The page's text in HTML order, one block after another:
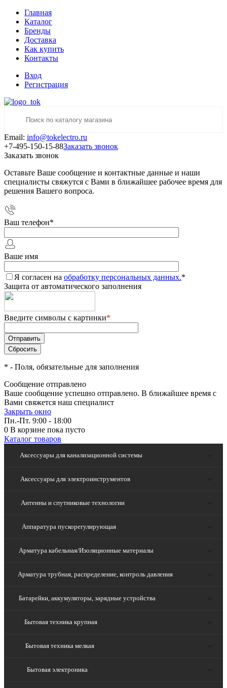
Главная
Каталог
Бренды
Доставка
Как купить
Контакты
Вход
Регистрация
Email: info@tokelectro.ru
+7-495-150-15-88Заказать звонок
Заказать звонок
Оставьте Ваше сообщение и контактные данные и наши
специалисты свяжутся с Вами в ближайшее рабочее время для
решения Вашего вопроса.
Ваш телефон*
Ваше имя
Я согласен на обработку персональных данных.*
Защита от автоматического заполнения
Введите символы с картинки*
* - Поля, обязательные для заполнения
Сообщение отправлено
Ваше сообщение успешно отправлено. В ближайшее время с
Вами свяжется наш специалист
Закрыть окно
Пн.-Пт. 9:00 - 18:00
0 В корзине пока пусто
Каталог товаров
Аксессуары для канализационной системы
Аксессуары для электроинструментов
Антенны и спутниковые технологии
Аппаратура пускорегулирующая
Арматура кабельная/Изоляционные материалы
Арматура трубная, распределение, контроль давления
Батарейки, аккумуляторы, зарядные устройства
Бытовая техника крупная
Бытовая техника мелкая
Бытовая электроника